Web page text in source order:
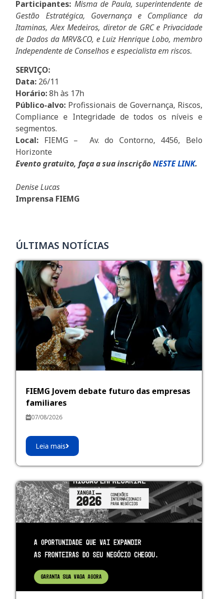
Participantes: Misma de Paula, superintendente de
Gestão Estratégica, Governança e Compliance da
Itaminas, Alex Medeiros, diretor de GRC e Privacidade
de Dados da MRV&CO, e Luiz Henrique Lobo, membro
Independente de Conselhos e especialista em riscos.
SERVIÇO:
Data: 26/11
Horário:8h às 17h
Público-alvo: Profissionais de Governança, Riscos,
Compliance e Integridade de todos os níveis e
segmentos.
Local: FIEMG – Av. do Contorno, 4456, Belo
Horizonte
Evento gratuito, faça a sua inscriçãoNESTE LINK.
Denise Lucas
Imprensa FIEMG
ÚLTIMAS NOTÍCIAS
FIEMG Jovem debate futuro das empresas
familiares
07/08/2026
Leia mais